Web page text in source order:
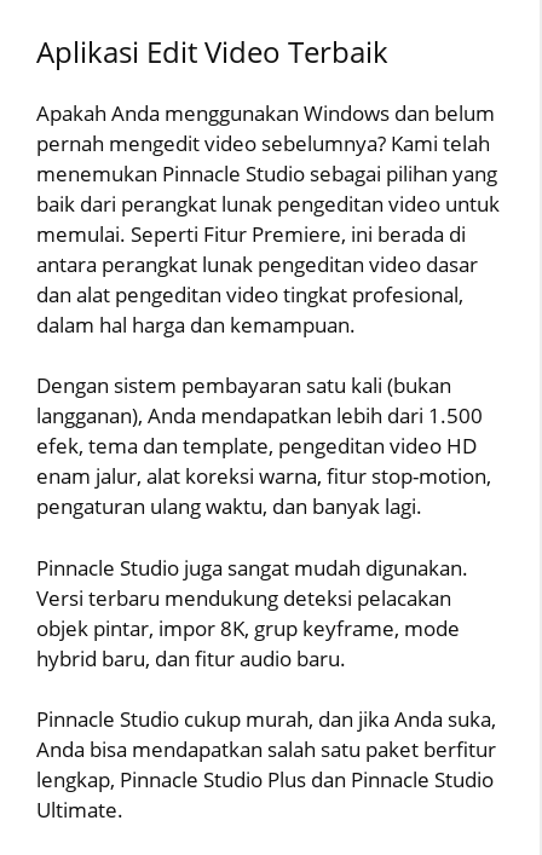
Aplikasi Edit Video Terbaik
Apakah Anda menggunakan Windows dan belum
pernah mengedit video sebelumnya? Kami telah
menemukan Pinnacle Studio sebagai pilihan yang
baik dari perangkat lunak pengeditan video untuk
memulai. Seperti Fitur Premiere, ini berada di
antara perangkat lunak pengeditan video dasar
dan alat pengeditan video tingkat profesional,
dalam hal harga dan kemampuan.
Dengan sistem pembayaran satu kali (bukan
langganan), Anda mendapatkan lebih dari 1.500
efek, tema dan template, pengeditan video HD
enam jalur, alat koreksi warna, fitur stop-motion,
pengaturan ulang waktu, dan banyak lagi.
Pinnacle Studio juga sangat mudah digunakan.
Versi terbaru mendukung deteksi pelacakan
objek pintar, impor 8K, grup keyframe, mode
hybrid baru, dan fitur audio baru.
Pinnacle Studio cukup murah, dan jika Anda suka,
Anda bisa mendapatkan salah satu paket berfitur
lengkap, Pinnacle Studio Plus dan Pinnacle Studio
Ultimate.